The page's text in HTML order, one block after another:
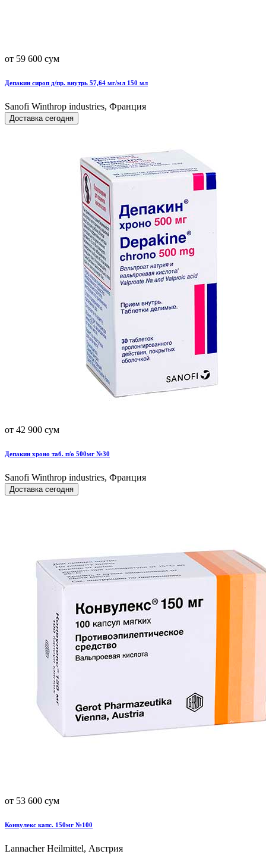
от 59 600 сум
Депакин сироп д/пр. внутрь 57,64 мг/мл 150 мл
Sanofi Winthrop industries, Франция
Доставка сегодня
от 42 900 сум
Депакин хроно таб. п/о 500мг №30
Sanofi Winthrop industries, Франция
Доставка сегодня
от 53 600 сум
Конвулекс капс. 150мг №100
Lannacher Heilmittel, Австрия